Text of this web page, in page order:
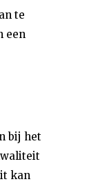
te
een
bij het
kan